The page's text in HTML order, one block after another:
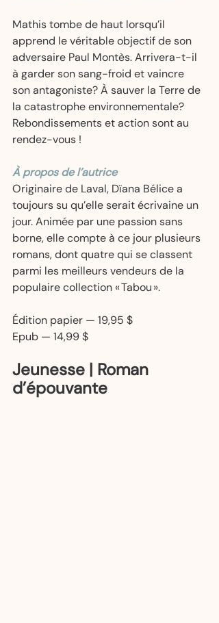
Mathis tombe de haut lorsqu’il
apprend le véritable objectif de son
adversaire Paul Montès. Arrivera-t-il
à garder son sang-froid et vaincre
son antagoniste? À sauver la Terre de
la catastrophe environnementale?
Rebondissements et action sont au
rendez-vous !
À propos de l’autrice
Originaire de Laval, Dïana Bélice a
toujours su qu’elle serait écrivaine un
jour. Animée par une passion sans
borne, elle compte à ce jour plusieurs
romans, dont quatre qui se classent
parmi les meilleurs vendeurs de la
populaire collection « Tabou ».
Édition papier — 19,95 $
Epub — 14,99 $
Jeunesse | Roman
d’épouvante